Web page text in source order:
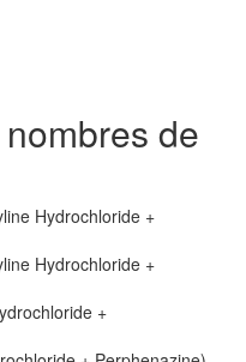
de
Hydrochloride +
Hydrochloride +
+